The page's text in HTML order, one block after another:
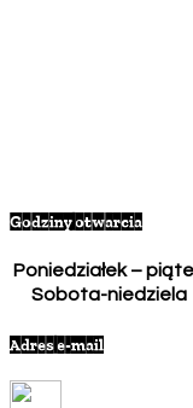
Godziny otwarcia
Poniedziałek –
Sobota-niedziela
Adres e-mail